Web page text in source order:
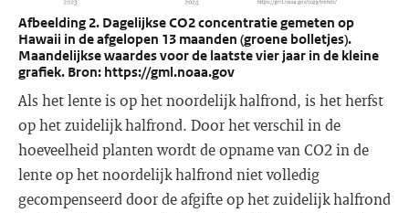
Afbeelding 2. Dagelijkse CO2 concentratie gemeten op
Hawaii in de afgelopen 13 maanden (groene bolletjes).
Maandelijkse waardes voor de laatste vier jaar in de kleine
grafiek. Bron: https://gml.noaa.gov
Als het lente is op het noordelijk halfrond, is het herfst
op het zuidelijk halfrond. Door het verschil in de
hoeveelheid planten wordt de opname van CO2 in de
lente op het noordelijk halfrond niet volledig
gecompenseerd door de afgifte op het zuidelijk halfrond